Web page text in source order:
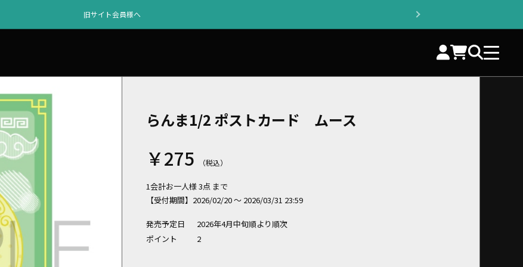
旧サイト会員様へ
らんま1/2 ポストカード ムース
￥275
1会計お一人様 3点 まで
【受付期間】2026/02/20 ～ 2026/03/31 23:59
発売予定日
2026年4月中旬順より順次
ポイント
2